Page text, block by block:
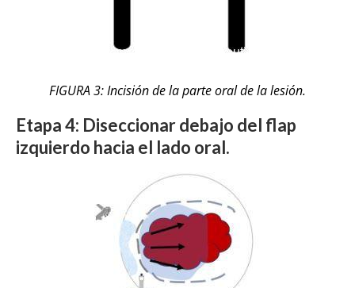
FIGURA 3: Incisión de la parte oral de la lesión.
Etapa 4: Diseccionar debajo del flap
izquierdo hacia el lado oral.